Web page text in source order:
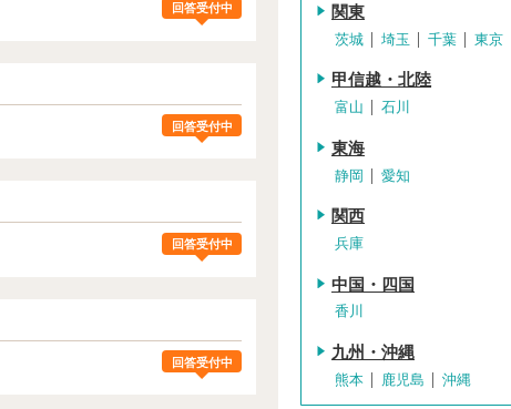
回答受付中
回答受付中
回答受付中
回答受付中
関東
茨城 埼玉 千葉 東京
甲信越・北陸
富山 石川
東海
静岡 愛知
関西
兵庫
中国・四国
香川
九州・沖縄
熊本 鹿児島 沖縄